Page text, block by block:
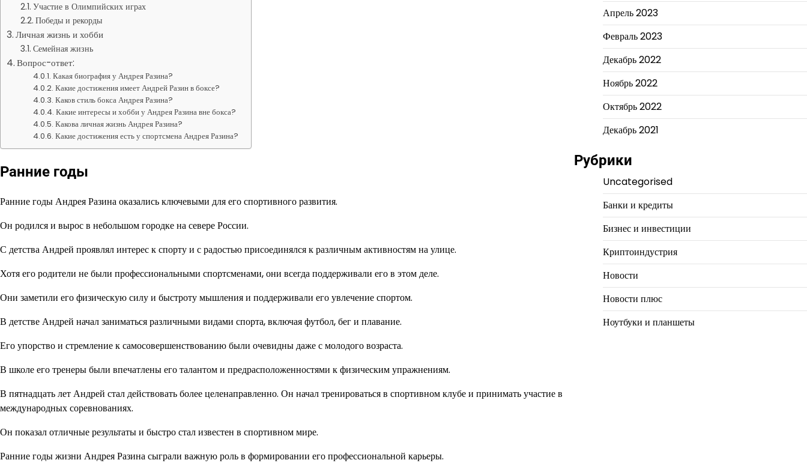
Участие в Олимпийских играх
Победы и рекорды
Личная жизнь и хобби
Семейная жизнь
Вопрос-ответ:
Какая биография у Андрея Разина?
Какие достижения имеет Андрей Разин в боксе?
Каков стиль бокса Андрея Разина?
Какие интересы и хобби у Андрея Разина вне бокса?
Какова личная жизнь Андрея Разина?
Какие достижения есть у спортсмена Андрея Разина?
Ранние годы
Ранние годы Андрея Разина оказались ключевыми для его спортивного развития.
Он родился и вырос в небольшом городке на севере России.
С детства Андрей проявлял интерес к спорту и с радостью присоединялся к различным активностям на улице.
Хотя его родители не были профессиональными спортсменами, они всегда поддерживали его в этом деле.
Они заметили его физическую силу и быстроту мышления и поддерживали его увлечение спортом.
В детстве Андрей начал заниматься различными видами спорта, включая футбол, бег и плавание.
Его упорство и стремление к самосовершенствованию были очевидны даже с молодого возраста.
В школе его тренеры были впечатлены его талантом и предрасположенностями к физическим упражнениям.
В пятнадцать лет Андрей стал действовать более целенаправленно. Он начал тренироваться в спортивном клубе и принимать участие в
международных соревнованиях.
Он показал отличные результаты и быстро стал известен в спортивном мире.
Ранние годы жизни Андрея Разина сыграли важную роль в формировании его профессиональной карьеры.
Апрель 2023
Февраль 2023
Декабрь 2022
Ноябрь 2022
Октябрь 2022
Декабрь 2021
Рубрики
Uncategorised
Банки и кредиты
Бизнес и инвестиции
Криптоиндустрия
Новости
Новости плюс
Ноутбуки и планшеты